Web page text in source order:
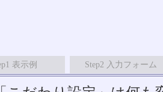
表示例 Step2 入力フォーム